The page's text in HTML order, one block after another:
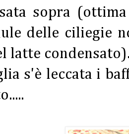
sopra
delle ciliegie
latte
s'è leccata i